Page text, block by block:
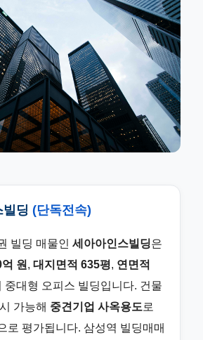
딩 (단독전속)
빌딩 매물인 세아아인스빌딩은
원 , 대지면적 635평, 연면적
중대형 오피스 빌딩입니다. 건물
가능해 중견기업 사옥용도 로
로 평가됩니다. 삼성역 빌딩매매